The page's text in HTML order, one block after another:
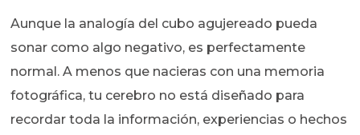
Aunque la analogía del cubo agujereado pueda
sonar como algo negativo, es perfectamente
normal. A menos que nacieras con una memoria
fotográfica, tu cerebro no está diseñado para
recordar toda la información, experiencias o hechos